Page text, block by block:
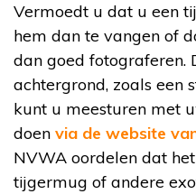
Vermoedt u dat u een
hem dan te vangen of
dan goed fotograferen.
achtergrond, zoals een
kunt u meesturen met
doen via de website
NVWA oordelen dat
tijgermug of andere